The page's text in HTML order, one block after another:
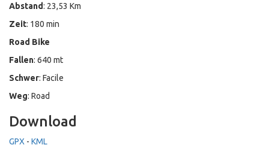
Abstand: 23,53 Km
Zeit: 180 min
Road Bike
Fallen: 640 mt
Schwer: Facile
Weg: Road
Download
GPX - KML